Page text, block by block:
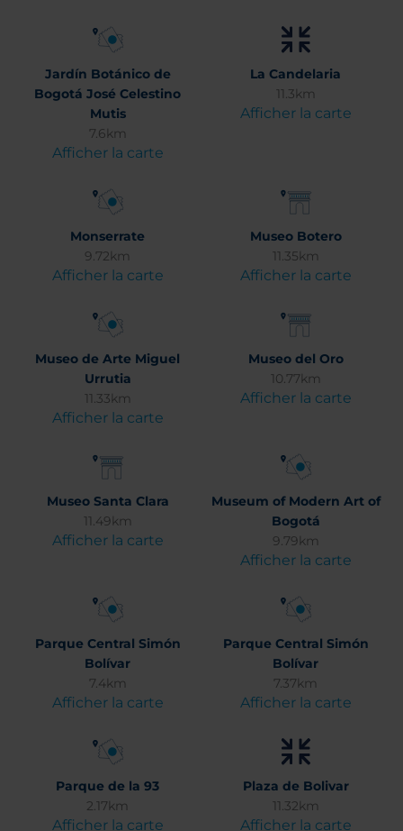
Jardín Botánico de
Bogotá José Celestino
Mutis
7.6km
Afficher la carte
La Candelaria
11.3km
Afficher la carte
Monserrate
9.72km
Afficher la carte
Museo Botero
11.35km
Afficher la carte
Museo de Arte Miguel
Urrutia
11.33km
Afficher la carte
Museo del Oro
10.77km
Afficher la carte
Museo Santa Clara
11.49km
Afficher la carte
Museum of Modern Art of
Bogotá
9.79km
Afficher la carte
Parque Central Simón
Bolívar
7.4km
Afficher la carte
Parque Central Simón
Bolívar
7.37km
Afficher la carte
Parque de la 93
2.17km
Afficher la carte
Plaza de Bolivar
11.32km
Afficher la carte